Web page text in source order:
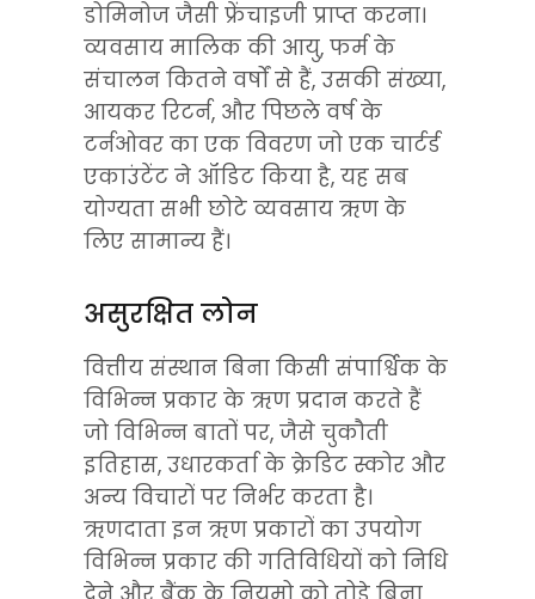
डोमिनोज जैसी फ्रेंचाइजी प्राप्त करना।
व्यवसाय मालिक की आयु, फर्म के
संचालन कितने वर्षों से हैं, उसकी संख्या,
आयकर रिटर्न, और पिछले वर्ष के
टर्नओवर का एक विवरण जो एक चार्टर्ड
एकाउंटेंट ने ऑडिट किया है, यह सब
योग्यता सभी छोटे व्यवसाय ऋण के
लिए सामान्य हैं।
असुरक्षित लोन
वित्तीय संस्थान बिना किसी संपार्श्विक के
विभिन्न प्रकार के ऋण प्रदान करते हैं
जो विभिन्न बातों पर, जैसे चुकौती
इतिहास, उधारकर्ता के क्रेडिट स्कोर और
अन्य विचारों पर निर्भर करता है।
ऋणदाता इन ऋण प्रकारों का उपयोग
विभिन्न प्रकार की गतिविधियों को निधि